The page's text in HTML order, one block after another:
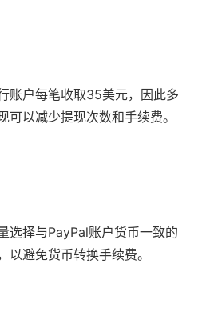
账户每笔收取35美元，因此多
可以减少提现次数和手续费。
选择与PayPal账户货币一致的
以避免货币转换手续费。